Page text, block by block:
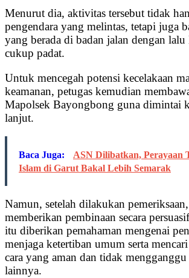
Menurut dia, aktivitas tersebut tidak
pengendara yang melintas, tetapi juga
yang berada di badan jalan dengan lalu
cukup padat.
Untuk mencegah potensi kecelakaan
keamanan, petugas kemudian
Mapolsek Bayongbong guna dimintai
lanjut.
Baca Juga:
ASN Dilibatkan, Perayaan
Islam di Garut Bakal Lebih Semarak
Namun, setelah dilakukan
memberikan pembinaan secara
itu diberikan pemahaman mengenai
menjaga ketertiban umum serta
cara yang aman dan tidak
lainnya.